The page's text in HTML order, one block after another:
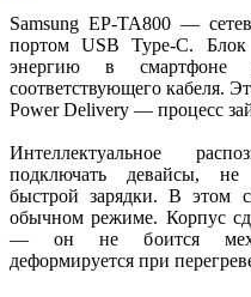
Samsung EP-TA800 —
портом USB Type-C. Блок
энергию в
соответствующего кабеля.
Power Delivery — процесс
Интеллектуальное
подключать девайсы, не
быстрой зарядки. В этом
обычном режиме. Корпус
— он не боится
деформируется при